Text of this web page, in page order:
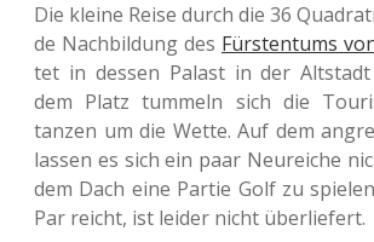
Die kleine Reise durch die 36
de Nach­bil­dung des Fürs­ten­tums
tet in dessen Palast in der
dem Platz tum­meln sich die
tanzen um die Wette. Auf dem
lassen es sich ein paar Neu­rei­che
dem Dach eine Partie Golf zu
Par reicht, ist leider nicht überliefert.